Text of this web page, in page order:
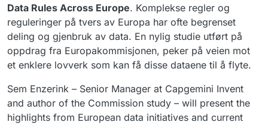
Data Rules Across Europe. Komplekse regler og
reguleringer på tvers av Europa har ofte begrenset
deling og gjenbruk av data. En nylig studie utført på
oppdrag fra Europakommisjonen, peker på veien mot
et enklere lovverk som kan få disse dataene til å flyte.
Sem Enzerink – Senior Manager at Capgemini Invent
and author of the Commission study – will present the
highlights from European data initiatives and current